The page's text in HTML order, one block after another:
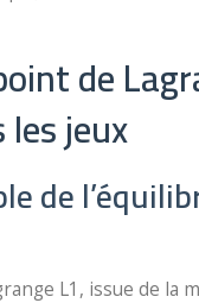
de
jeux
de
L1, issue de la